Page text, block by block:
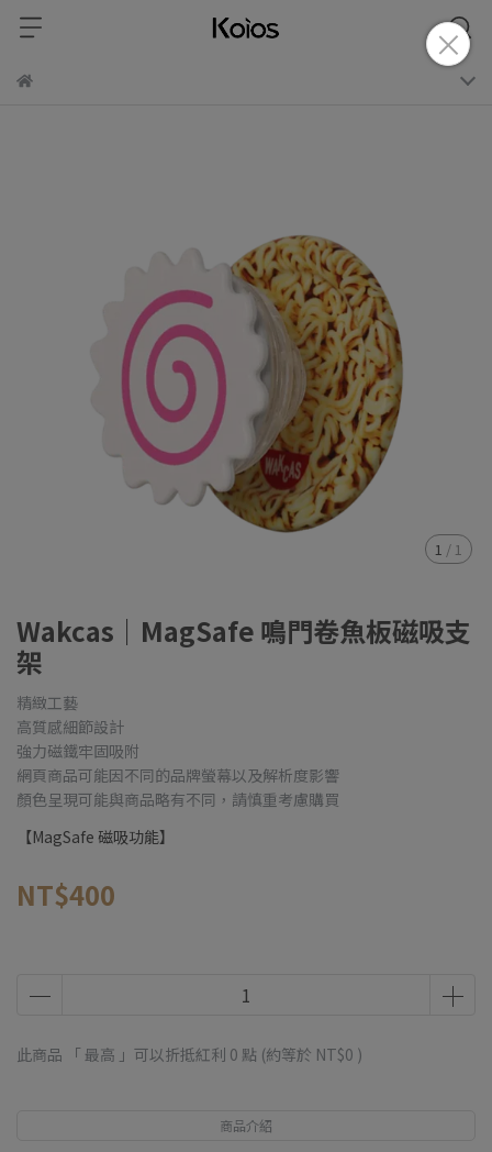
1 / 1
Wakcas｜MagSafe 鳴門卷魚板磁吸支
架
精緻工藝
高質感細節設計
強力磁鐵牢固吸附
網頁商品可能因不同的品牌螢幕以及解析度影響
顏色呈現可能與商品略有不同，請慎重考慮購買
【MagSafe 磁吸功能】
NT$400
此商品 「 最高 」可以折抵紅利 0 點 (約等於 NT$0 )
商品介紹